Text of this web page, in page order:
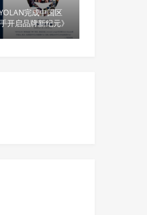
完成中国区
开启品牌新纪元》